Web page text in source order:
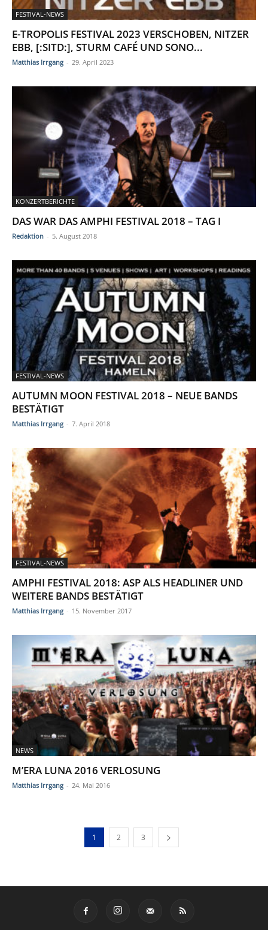
FESTIVAL-NEWS
E-TROPOLIS FESTIVAL 2023 VERSCHOBEN, NITZER
EBB, [:SITD:], STURM CAFÉ UND SONO...
Matthias Irrgang - 29. April 2023
KONZERTBERICHTE
DAS WAR DAS AMPHI FESTIVAL 2018 – TAG I
Redaktion - 5. August 2018
FESTIVAL-NEWS
AUTUMN MOON FESTIVAL 2018 – NEUE BANDS
BESTÄTIGT
Matthias Irrgang - 7. April 2018
FESTIVAL-NEWS
AMPHI FESTIVAL 2018: ASP ALS HEADLINER UND
WEITERE BANDS BESTÄTIGT
Matthias Irrgang - 15. November 2017
NEWS
M’ERA LUNA 2016 VERLOSUNG
Matthias Irrgang - 24. Mai 2016
1 2 3